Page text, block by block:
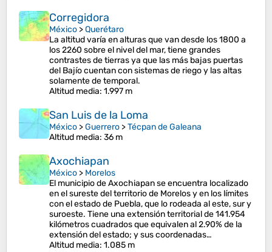
Corregidora
México >Querétaro
La altitud varía en alturas que van desde los 1800 a
los 2260 sobre el nivel del mar, tiene grandes
contrastes de tierras ya que las más bajas puertas
del Bajío cuentan con sistemas de riego y las altas
solamente de temporal.
Altitud media: 1.997 m
San Luis de la Loma
México >Guerrero >Técpan de Galeana
Altitud media: 36 m
Axochiapan
México > Morelos
El municipio de Axochiapan se encuentra localizado
en el sureste del territorio de Morelos y en los límites
con el estado de Puebla, que lo rodeada al este, sur y
suroeste. Tiene una extensión territorial de 141.954
kilómetros cuadrados que equivalen al 2.90% de la
extensión del estado; y sus coordenadas…
Altitud media: 1.085 m